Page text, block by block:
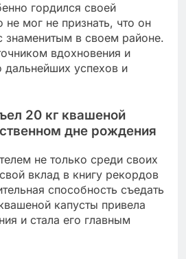
гордился своей
не мог не признать, что он
знаменитым в своем районе.
вдохновения и
дальнейших успехов и
20 кг квашеной
дне рождения
не только среди своих
вклад в книгу рекордов
способность съедать
капусты привела
и стала его главным